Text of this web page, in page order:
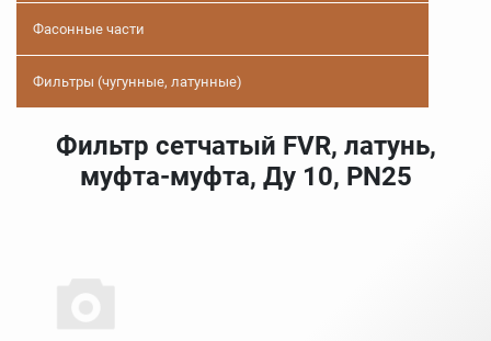
Фасонные части
Фильтры (чугунные, латунные)
Фильтр сетчатый FVR, латунь,
муфта-муфта, Ду 10, PN25